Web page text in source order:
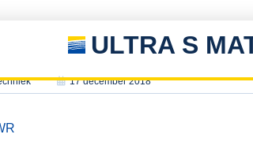
ULTRA S
17 december 2018